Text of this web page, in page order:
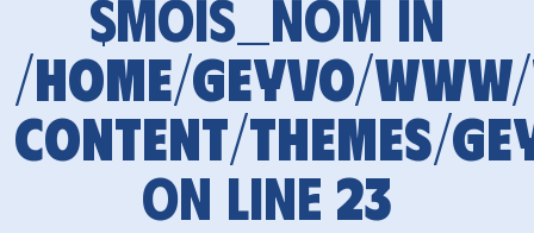
$mois_nom in
/home/geyvo/
content/themes/
on line 23